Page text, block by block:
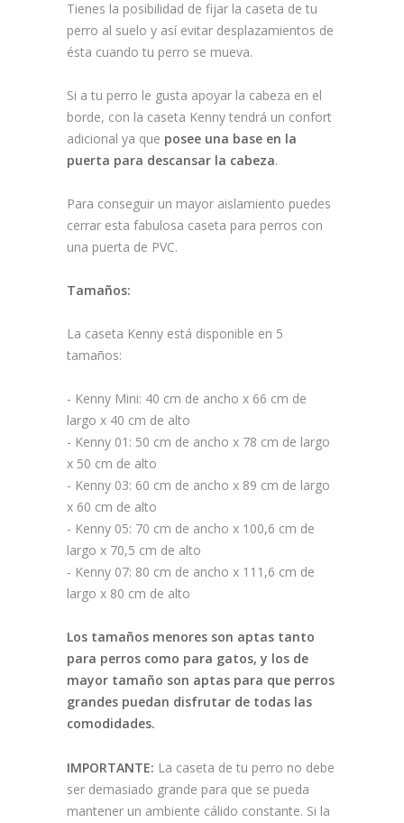
Tienes la posibilidad de fijar la caseta de tu
perro al suelo y así evitar desplazamientos de
ésta cuando tu perro se mueva.
Si a tu perro le gusta apoyar la cabeza en el
borde, con la caseta Kenny tendrá un confort
adicional ya que posee una base en la
puerta para descansar la cabeza.
Para conseguir un mayor aislamiento puedes
cerrar esta fabulosa caseta para perros con
una puerta de PVC.
Tamaños:
La caseta Kenny está disponible en 5
tamaños:
- Kenny Mini: 40 cm de ancho x 66 cm de
largo x 40 cm de alto
- Kenny 01: 50 cm de ancho x 78 cm de largo
x 50 cm de alto
- Kenny 03: 60 cm de ancho x 89 cm de largo
x 60 cm de alto
- Kenny 05: 70 cm de ancho x 100,6 cm de
largo x 70,5 cm de alto
- Kenny 07: 80 cm de ancho x 111,6 cm de
largo x 80 cm de alto
Los tamaños menores son aptas tanto
para perros como para gatos, y los de
mayor tamaño son aptas para que perros
grandes puedan disfrutar de todas las
comodidades.
IMPORTANTE: La caseta de tu perro no debe
ser demasiado grande para que se pueda
mantener un ambiente cálido constante. Si la